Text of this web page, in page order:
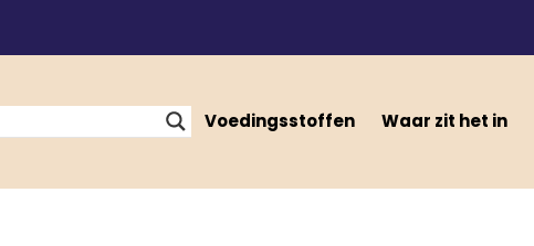
Voedingsstoffen Waar zit het in